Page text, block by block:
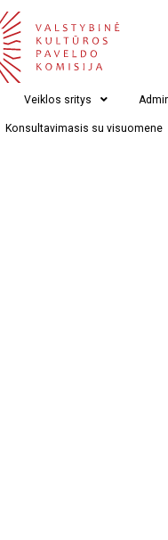
Veiklos sritys
Konsultavimasis su visuomene